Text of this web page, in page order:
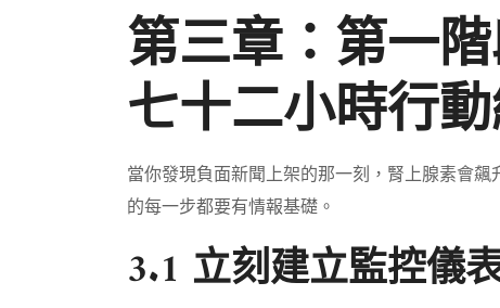
第三章：第一
七十二小時行
當你發現負面新聞上架的那一刻，腎上腺素會飆
的每一步都要有情報基礎。
3.1 立刻建立監控儀